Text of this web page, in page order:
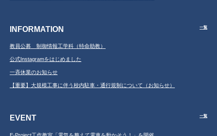
INFORMATION 一覧
教員公募 制御情報工学科（特命助教）
公式Instagramをはじめました
一斉休業のお知らせ
【重要】大規模工事に伴う校内駐車・通行規制について（お知らせ）
EVENT 一覧
E-Project工作教室「電気を整えて電車を動かそう！」を開催